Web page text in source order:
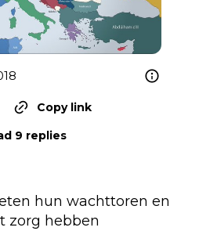
Copy link
9 replies
hun wachttoren en
zorg hebben